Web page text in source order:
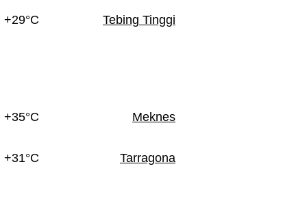
+29°C Tebing Tinggi
+35°C Meknes
+31°C Tarragona